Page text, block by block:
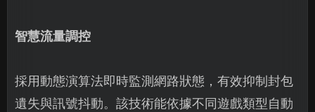
智慧流量調控
採用動態演算法即時監測網路狀態，有效抑制封包
遺失與訊號抖動。該技術能依據不同遊戲類型自動